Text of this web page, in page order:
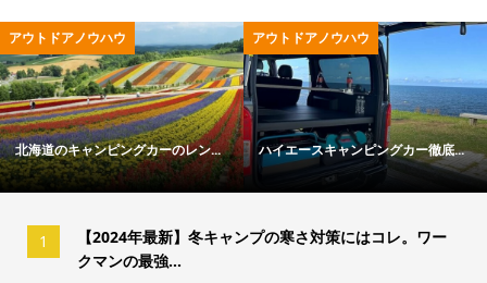
グカーのレン...
アウトドアノウハウ
ハイエースキャンピングカー徹底...
アウトドア用品
冬キャンプの寒さ
1
【2024年最新】冬キャンプの寒さ対策にはコレ。ワー
クマンの最強...